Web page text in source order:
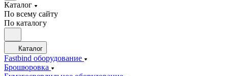
Каталог
По всему сайту
По каталогу
Каталог
Fastbind оборудование
Брошюровка